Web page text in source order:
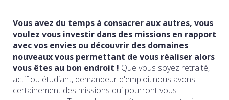
Vous avez du temps à consacrer aux autres, vous
voulez vous investir dans des missions en rapport
avec vos envies ou découvrir des domaines
nouveaux vous permettant de vous réaliser alors
vous êtes au bon endroit ! Que vous soyez retraité,
actif ou étudiant, demandeur d'emploi, nous avons
certainement des missions qui pourront vous